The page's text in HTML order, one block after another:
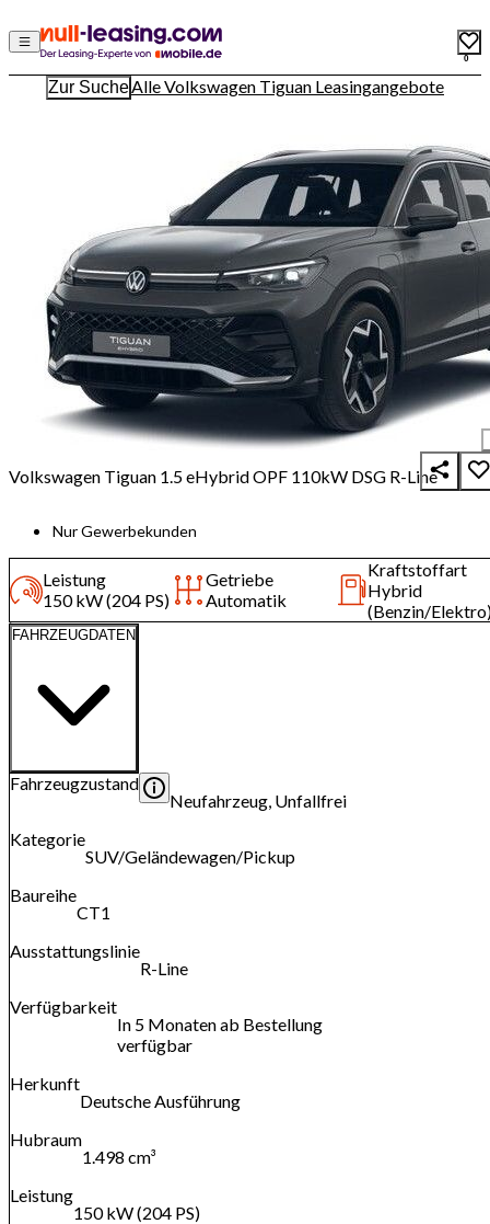
0
Zur SucheAlle Volkswagen Tiguan Leasingangebote
Volkswagen Tiguan 1.5 eHybrid OPF 110kW DSG R-Line
Nur Gewerbekunden
Leistung
150 kW (204 PS)
Getriebe
Automatik
Kraftstoffart
Hybrid
(Benzin/
FAHRZEUGDATEN
Fahrzeugzustand
Neufahrzeug, Unfallfrei
Kategorie
SUV/Geländewagen/Pickup
Baureihe
CT1
Ausstattungslinie
R-Line
Verfügbarkeit
In 5 Monaten ab Bestellung
verfügbar
Herkunft
Deutsche Ausführung
Hubraum
1.498 cm³
Leistung
150 kW (204 PS)